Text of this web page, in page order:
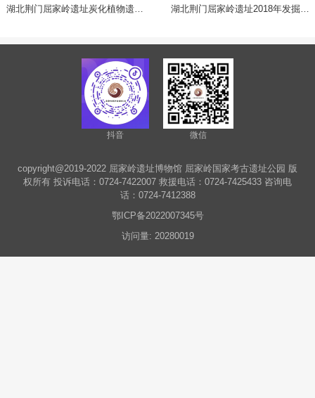
湖北荆门屈家岭遗址2018年发掘简
湖北荆门屈家岭遗址冢子坝地点202
抖音 微信
copyright@2019-2022 屈家岭遗址博物馆 屈家岭国家考古遗址公园 版
权所有 投诉电话：0724-7422007 救援电话：0724-7425433 咨询电
话：0724-7412388
鄂ICP备2022007345号
访问量: 20280019